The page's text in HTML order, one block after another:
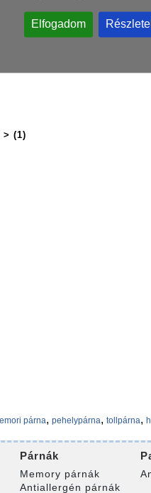
Elfogadom
> (1)
párna, pehelypárna, tollpárna,
Párnák
Memory párnák
Antiallergén párnák